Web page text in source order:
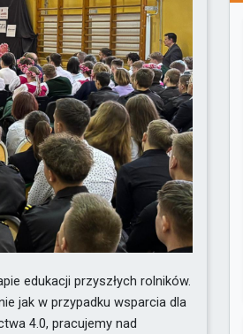
edukacji przyszłych rolników.
jak w przypadku wsparcia dla
4.0, pracujemy nad